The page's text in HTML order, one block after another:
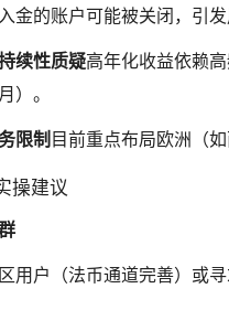
金的账户可能被关闭，引发
续性质疑高年化收益依赖
）。
限制 目前重点布局欧洲（
操建议
用户（法币通道完善）或